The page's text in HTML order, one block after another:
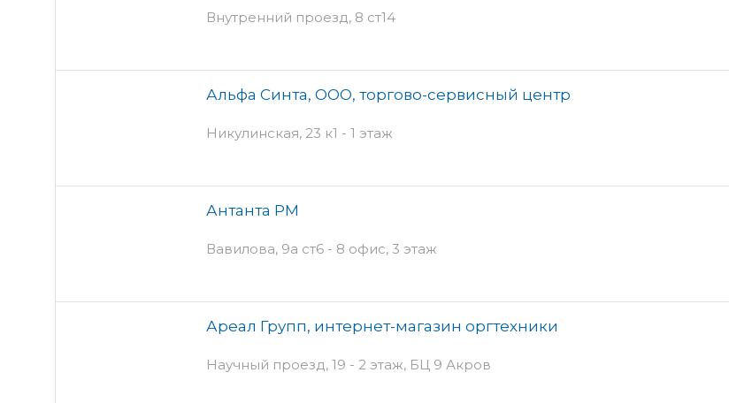
Внутренний проезд, 8 ст14
Альфа Синта, ООО, торгово-сервисный центр
Никулинская, 23 к1 - 1 этаж
Антанта РМ
Вавилова, 9а ст6 - 8 офис, 3 этаж
Ареал Групп, интернет-магазин оргтехники
Научный проезд, 19 - 2 этаж, БЦ 9 Акров